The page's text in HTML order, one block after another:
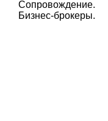
Сопровождение.
Бизнес-брокеры.